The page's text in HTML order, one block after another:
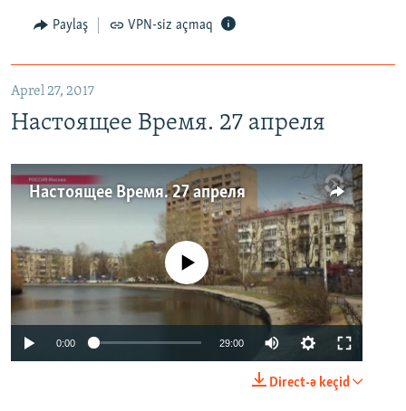
Paylaş VPN-siz açmaq
Aprel 27, 2017
Настоящее Время. 27 апреля
Настоящее Время. 27 апреля
No media source currently available
0:00 29:00
Direct-ə keçid